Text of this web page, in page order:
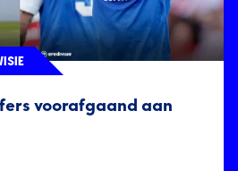
voorafgaand aan